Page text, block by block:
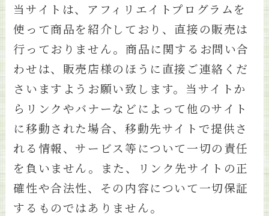
当サイトは、アフィリエイトプログラムを
使って商品を紹介しており、直接の販売は
行っておりません。商品に関するお問い合
わせは、販売店様のほうに直接ご連絡くだ
さいますようお願い致します。当サイトか
らリンクやバナーなどによって他のサイト
に移動された場合、移動先サイトで提供さ
れる情報、サービス等について一切の責任
を負いません。また、リンク先サイトの正
確性や合法性、その内容について一切保証
するものではありません。